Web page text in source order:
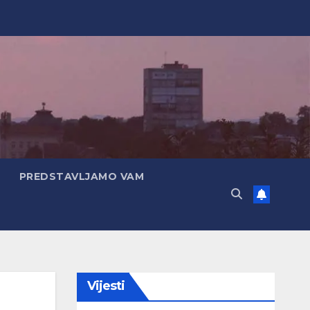
PREDSTAVLJAMO VAM
Vijesti